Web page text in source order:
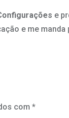
e
e me
com *